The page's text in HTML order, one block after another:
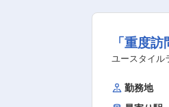
の出席 など ※詳細は面談時
スタッフが同行するので安心！ ■━━━ 1日のスケ
0～／サービス記録、終了 ・直行
「重度
ユースタイル
勤務地